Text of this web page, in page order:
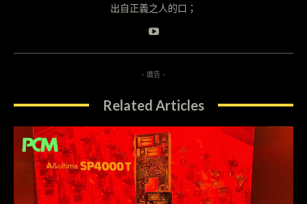
出自正義之人的口；
- 廣告 -
Related Articles